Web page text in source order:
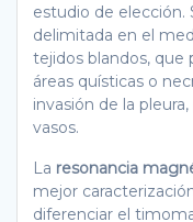
estudio de elección.
delimitada en el
tejidos blandos, que
áreas quísticas o
invasión de la
vasos.
La resonancia
mejor
diferenciar el